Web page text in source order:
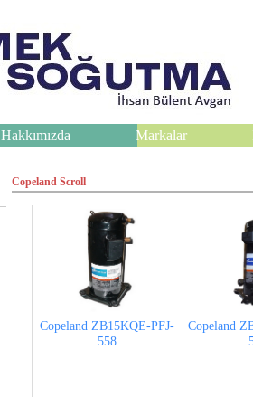
Hakkımızda Markalar
Copeland Scroll
Copeland ZB15KQE-PFJ-
558
Copeland